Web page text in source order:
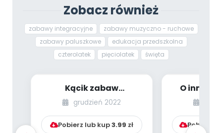
Zobacz również
zabawy integracyjne
zabawy muzyczno - ruchowe
zabawy paluszkowe
edukacja przedszkolna
czterolatek
pięciolatek święta
Kącik zabaw
integracyjnych [cz. 23]
grudzień 2022
Pobierz lub kup3.99 zł
O
Pobierz